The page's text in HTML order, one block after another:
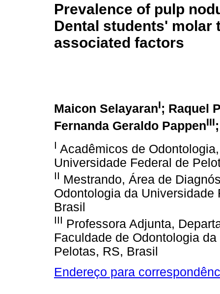
Prevalence of pulp
Dental students' molar
associated factors
Maicon SelayaranI; Raquel
Fernanda Geraldo PappenIII
I Acadêmicos de
Universidade Federal de
II Mestrando, Área de
Odontologia da
Brasil
III Professora Adjunta,
Faculdade de Odontologia
Pelotas, RS, Brasil
Endereço para